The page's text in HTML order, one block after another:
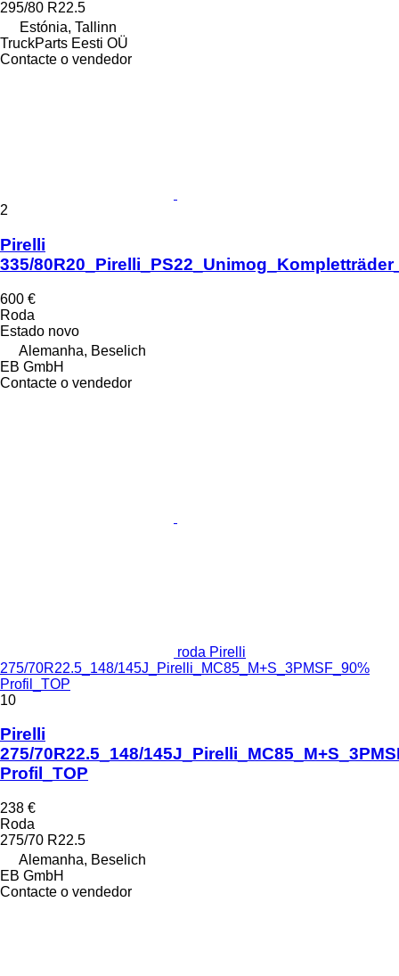
295/80 R22.5
Estónia, Tallinn
TruckParts Eesti OÜ
Contacte o vendedor
2
Pirelli
335/
600 €
Roda
Estado novo
Alemanha, Beselich
EB GmbH
Contacte o vendedor
roda Pirelli
275/70R22.5_148/145J_Pirelli_MC85_M+S_3PMSF_90%
Profil_TOP
10
Pirelli
275/70R22.5_148/
Profil_TOP
238 €
Roda
275/70 R22.5
Alemanha, Beselich
EB GmbH
Contacte o vendedor